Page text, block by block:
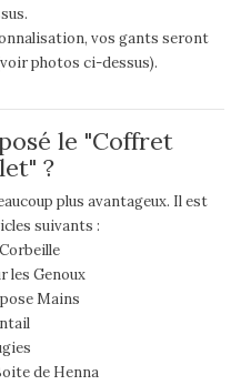
vos gants seront
photos ci-dessus).
le "Coffret
?
plus avantageux. Il est
suivants :
les Genoux
Mains
de Henna